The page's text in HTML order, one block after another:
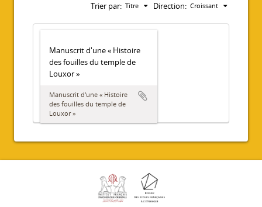
Trier par: Titre Direction: Croissant
Manuscrit d'une « Histoire
des fouilles du temple de
Louxor »
Manuscrit d'une « Histoire
des fouilles du temple de
Louxor »